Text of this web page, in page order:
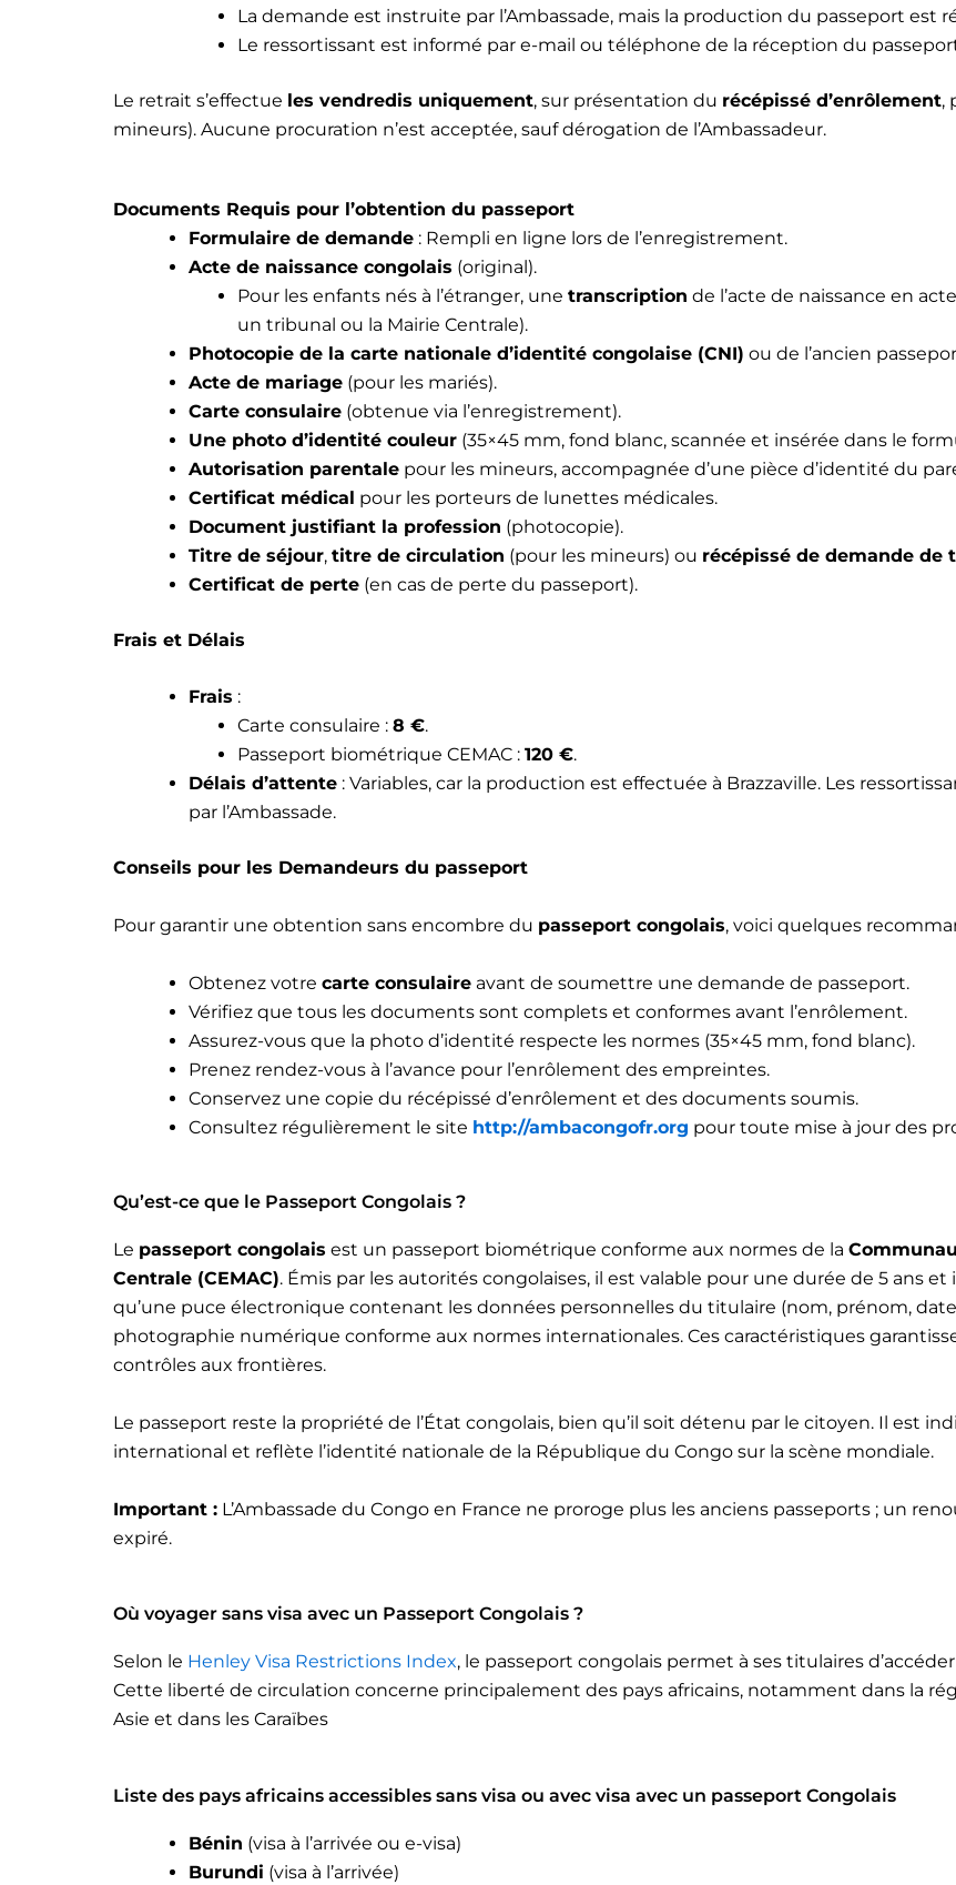
La demande est instruite par l’Ambassade, mais la production du passeport est
Le ressortissant est informé par e-mail ou téléphone de la réception du
Le retrait s’effectue les vendredis uniquement, sur présentation du récépissé d’enrôlement,
mineurs). Aucune procuration n’est acceptée, sauf dérogation de l’Ambassadeur.
Documents Requis pour l’obtention du passeport
Formulaire de demande : Rempli en ligne lors de l’enregistrement.
Acte de naissance congolais (original).
Pour les enfants nés à l’étranger, une transcription de l’acte de naissance en
un tribunal ou la Mairie Centrale).
Photocopie de la carte nationale d’identité congolaise (CNI) ou de l’ancien
Acte de mariage (pour les mariés).
Carte consulaire (obtenue via l’enregistrement).
Une photo d’identité couleur (35×45 mm, fond blanc, scannée et insérée dans le
Autorisation parentale pour les mineurs, accompagnée d’une pièce d’identité du
Certificat médical pour les porteurs de lunettes médicales.
Document justifiant la profession (photocopie).
Titre de séjour, titre de circulation (pour les mineurs) ou récépissé de demande de
Certificat de perte (en cas de perte du passeport).
Frais et Délais
Frais :
Carte consulaire : 8 €.
Passeport biométrique CEMAC : 120 €.
Délais d’attente : Variables, car la production est effectuée à Brazzaville. Les
par l’Ambassade.
Conseils pour les Demandeurs du passeport
Pour garantir une obtention sans encombre du passeport congolais, voici quelques
Obtenez votre carte consulaire avant de soumettre une demande de passeport.
Vérifiez que tous les documents sont complets et conformes avant l’enrôlement.
Assurez-vous que la photo d’identité respecte les normes (35×45 mm, fond blanc).
Prenez rendez-vous à l’avance pour l’enrôlement des empreintes.
Conservez une copie du récépissé d’enrôlement et des documents soumis.
Consultez régulièrement le site http://ambacongofr.org pour toute mise à jour des
Qu’est-ce que le Passeport Congolais ?
Le passeport congolais est un passeport biométrique conforme aux normes de la
Centrale (CEMAC). Émis par les autorités congolaises, il est valable pour une durée de 5 ans
qu’une puce électronique contenant les données personnelles du titulaire (nom, prénom,
photographie numérique conforme aux normes internationales. Ces caractéristiques
contrôles aux frontières.
Le passeport reste la propriété de l’État congolais, bien qu’il soit détenu par le citoyen. Il est
international et reflète l’identité nationale de la République du Congo sur la scène mondiale.
Important : L’Ambassade du Congo en France ne proroge plus les anciens passeports ; un
expiré.
Où voyager sans visa avec un Passeport Congolais ?
Selon le Henley Visa Restrictions Index, le passeport congolais permet à ses titulaires
Cette liberté de circulation concerne principalement des pays africains, notamment dans la
Asie et dans les Caraïbes
Liste des pays africains accessibles sans visa ou avec visa avec un passeport Congolais
Bénin (visa à l’arrivée ou e-visa)
Burundi (visa à l’arrivée)